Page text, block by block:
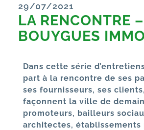
29/07/2021
LA RENCONTRE –
BOUYGUES
Dans cette série
part à la rencontre de ses
ses fournisseurs, ses
façonnent la ville de
promoteurs, bailleurs
architectes, établissements